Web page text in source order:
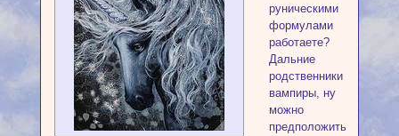
руническими
формулами
работаете?
Дальние
родственники
вампиры, ну
можно
предположить,